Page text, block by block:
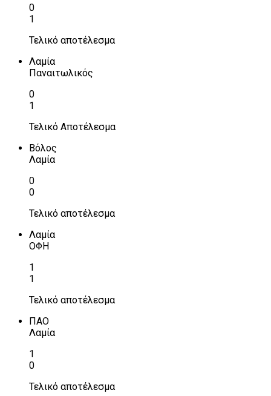
0
1
Τελικό αποτέλεσμα
Λαμία
Παναιτωλικός
0
1
Τελικό Αποτέλεσμα
Βόλος
Λαμία
0
0
Τελικό αποτέλεσμα
Λαμία
ΟΦΗ
1
1
Τελικό αποτέλεσμα
ΠΑΟ
Λαμία
1
0
Τελικό αποτέλεσμα